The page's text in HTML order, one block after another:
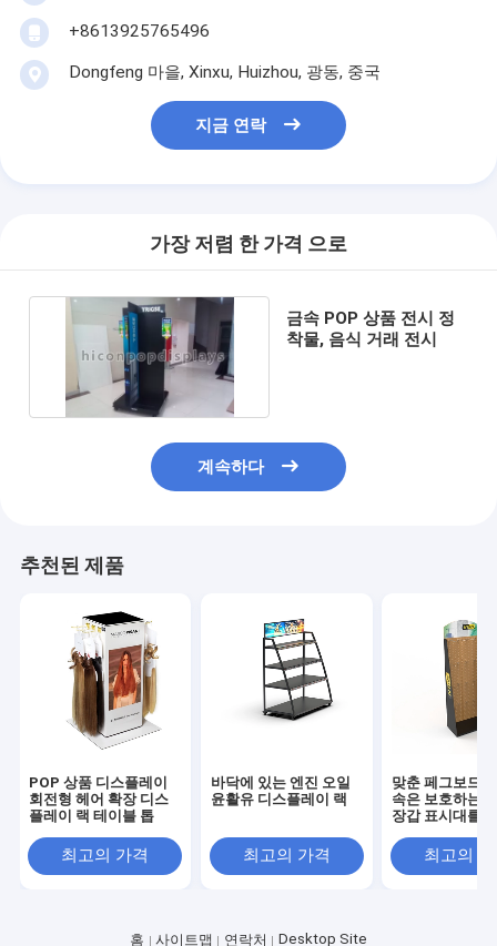
+8613925765496
Dongfeng 마을, Xinxu, Huizhou, 광동, 중국
지금 연락
가장 저렴 한 가격 으로
금속 POP 상품 전시 정
착물, 음식 거래 전시
계속하다
추천된 제품
POP 상품 디스플레이
회전형 헤어 확장 디스
플레이 랙 테이블 톱
최고의 가격
바닥에 있는 엔진 오일
윤활유 디스플레이 랙
최고의 가격
맞춘 페그보드
속은 보호하는
장갑 표시대를
최고의
홈 사이트맵 연락처 Desktop Site